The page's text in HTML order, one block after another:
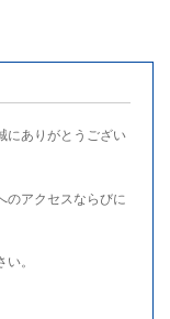
にありがとうござい
のアクセスならびに
。